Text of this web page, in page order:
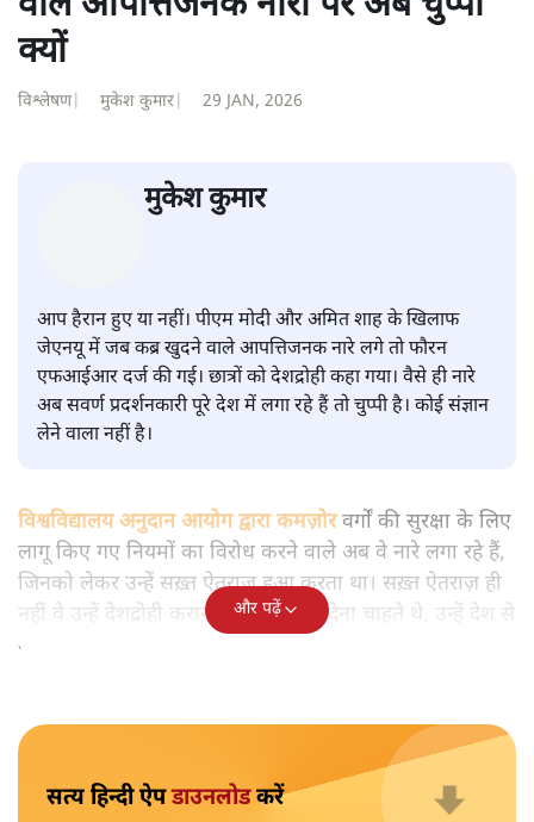
क्यों
विश्लेषण| मुकेश कुमार 29 JAN, 2026
आप हैरान हुए या नहीं। पीएम मोदी और अमित शाह के खिलाफ
जेएनयू में जब कब्र खुदने वाले आपत्तिजनक नारे लगे तो फौरन